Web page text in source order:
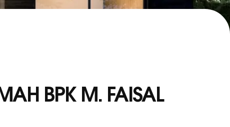
BPK M. FAISAL